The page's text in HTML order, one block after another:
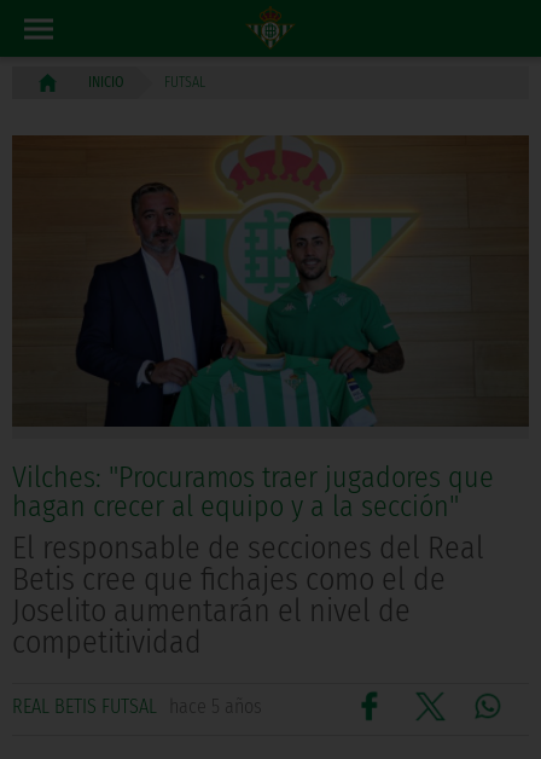
INICIO FUTSAL
Vilches: "Procuramos traer jugadores que
hagan crecer al equipo y a la sección"
El responsable de secciones del Real
Betis cree que fichajes como el de
Joselito aumentarán el nivel de
competitividad
REAL BETIS FUTSAL hace 5 años